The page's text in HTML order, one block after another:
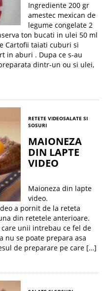
Ingrediente 200 gr
amestec mexican de
legume congelate 2
ton bucati in ulei 50 ml
Cartofii taiati cuburi si
in aburi . Dupa ce s-au
dintr-un ou si ulei,
RETETE VIDEOSALATE SI
SOSURI
MAIONEZA
DIN LAPTE
VIDEO
Maioneza din lapte
video.
a pornit de la reteta
din retetele anterioare.
unii intrebau ce fel de
nu se poate prepara asa
de preparare pe care […]